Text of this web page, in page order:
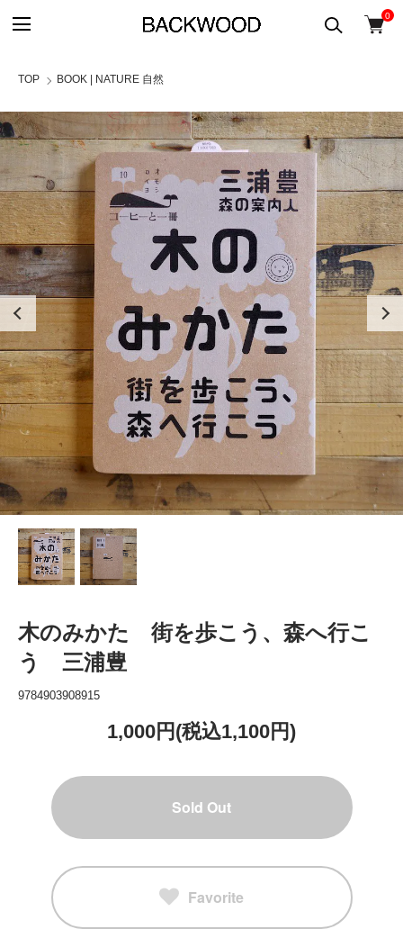
0
TOP BOOK | NATURE 自然
木のみかた 街を歩こう、森へ行こ
う 三浦豊
9784903908915
1,000円(税込1,100円)
Sold Out
Favorite